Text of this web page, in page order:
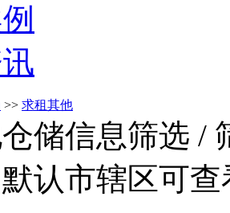
>> 求租其他
储信息筛选 /
认市辖区可